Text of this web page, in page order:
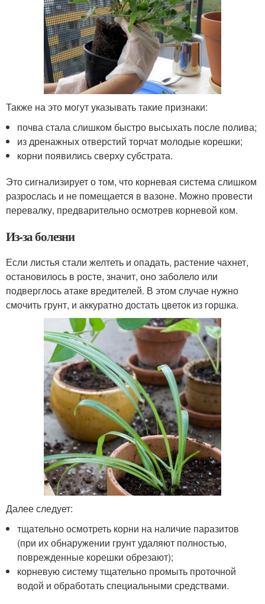
Также на это могут указывать такие признаки:
почва стала слишком быстро высыхать после полива;
из дренажных отверстий торчат молодые корешки;
корни появились сверху субстрата.
Это сигнализирует о том, что корневая система слишком
разрослась и не помещается в вазоне. Можно провести
перевалку, предварительно осмотрев корневой ком.
Из-за болезни
Если листья стали желтеть и опадать, растение чахнет,
остановилось в росте, значит, оно заболело или
подверглось атаке вредителей. В этом случае нужно
смочить грунт, и аккуратно достать цветок из горшка.
Далее следует:
тщательно осмотреть корни на наличие паразитов
(при их обнаружении грунт удаляют полностью,
поврежденные корешки обрезают);
корневую систему тщательно промыть проточной
водой и обработать специальными средствами.